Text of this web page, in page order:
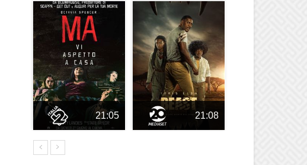
21:05 21:08